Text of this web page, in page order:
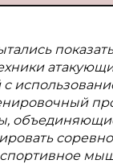
спортивное